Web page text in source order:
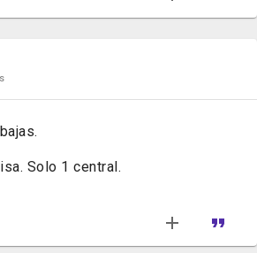
Solo 1 central.